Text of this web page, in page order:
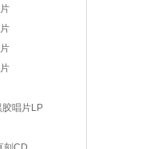
胶唱片LP